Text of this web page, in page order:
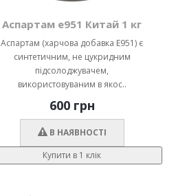
Аспартам е951 Китай 1 кг
Аспартам (харчова добавка E951) є
синтетичним, не цукридним
підсолоджувачем,
використовуваним в якос..
600 грн
В НАЯВНОСТІ
Купити в 1 клік